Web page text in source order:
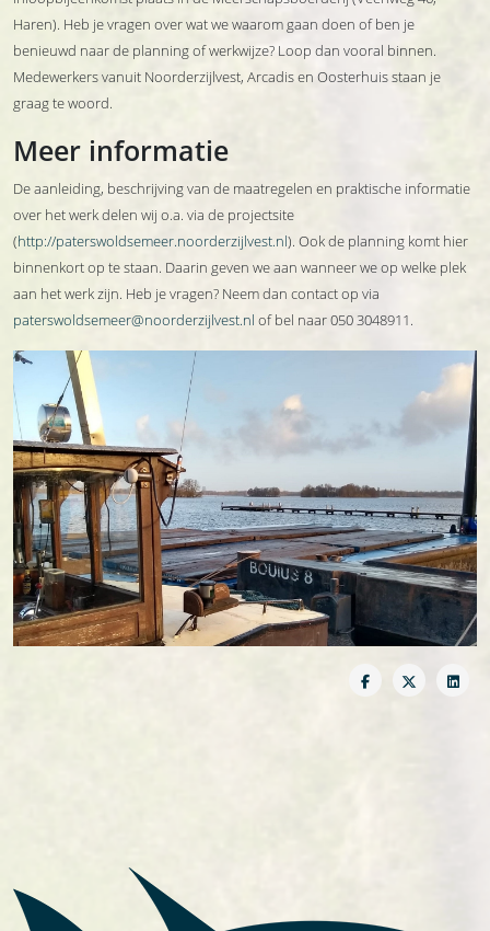
Haren). Heb je vragen over wat we waarom gaan doen of ben je
benieuwd naar de planning of werkwijze? Loop dan vooral binnen.
Medewerkers vanuit Noorderzijlvest, Arcadis en Oosterhuis staan je
graag te woord.
Meer informatie
De aanleiding, beschrijving van de maatregelen en praktische informatie
over het werk delen wij o.a. via de projectsite
(http://paterswoldsemeer.noorderzijlvest.nl). Ook de planning komt hier
binnenkort op te staan. Daarin geven we aan wanneer we op welke plek
aan het werk zijn. Heb je vragen? Neem dan contact op via
paterswoldsemeer@noorderzijlvest.nl of bel naar 050 3048911.